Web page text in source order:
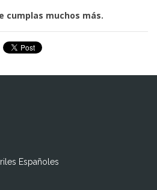
cumplas muchos más.
Españoles